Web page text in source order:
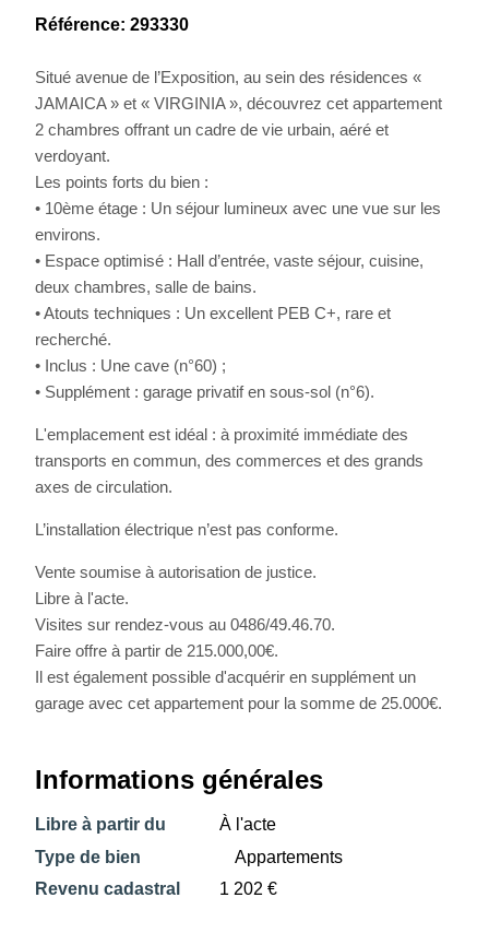
Référence: 293330
Situé avenue de l’Exposition, au sein des résidences «
JAMAICA » et « VIRGINIA », découvrez cet appartement
2 chambres offrant un cadre de vie urbain, aéré et
verdoyant.
Les points forts du bien :
• 10ème étage : Un séjour lumineux avec une vue sur les
environs.
• Espace optimisé : Hall d’entrée, vaste séjour, cuisine,
deux chambres, salle de bains.
• Atouts techniques : Un excellent PEB C+, rare et
recherché.
• Inclus : Une cave (n°60) ;
• Supplément : garage privatif en sous-sol (n°6).
L'emplacement est idéal : à proximité immédiate des
transports en commun, des commerces et des grands
axes de circulation.
L’installation électrique n’est pas conforme.
Vente soumise à autorisation de justice.
Libre à l'acte.
Visites sur rendez-vous au 0486/49.46.70.
Faire offre à partir de 215.000,00€.
Il est également possible d'acquérir en supplément un
garage avec cet appartement pour la somme de 25.000€.
Informations générales
Libre à partir du
À l'acte
Type de bien
Appartements
Revenu cadastral
1 202 €